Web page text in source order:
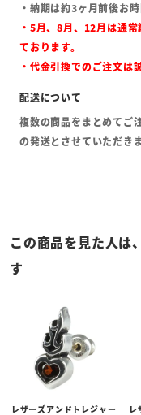
・納期は約3ヶ月前後お
・5月、8月、12月は通
ております。
・代金引換でのご注文は
複数の商品をまとめてご
の発送とさせていただきま
この商品を見た人は
す
レザーズアンドトレジャー レ